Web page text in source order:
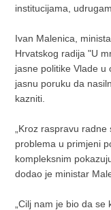
institucijama,
Ivan Malenica,
Hrvatskog radija "U
jasne politike Vlade u
jasnu poruku da
kazniti.
„Kroz raspravu
problema u primjeni
kompleksnim
dodao je ministar
„Cilj nam je bio da